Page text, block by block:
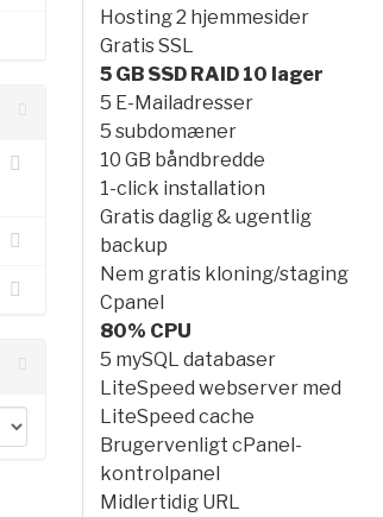
Hosting 2 hjemmesider
Gratis SSL
5 GB SSD RAID 10 lager
5 E-Mailadresser
5 subdomæner
10 GB båndbredde
1-click installation
Gratis daglig & ugentlig
backup
Nem gratis kloning/staging
Cpanel
80% CPU
5 mySQL databaser
LiteSpeed webserver med
LiteSpeed cache
Brugervenligt cPanel-
kontrolpanel
Midlertidig URL